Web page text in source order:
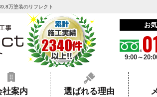
万塗装のリフレクト
お
9:00～
社案内 選ばれる理由